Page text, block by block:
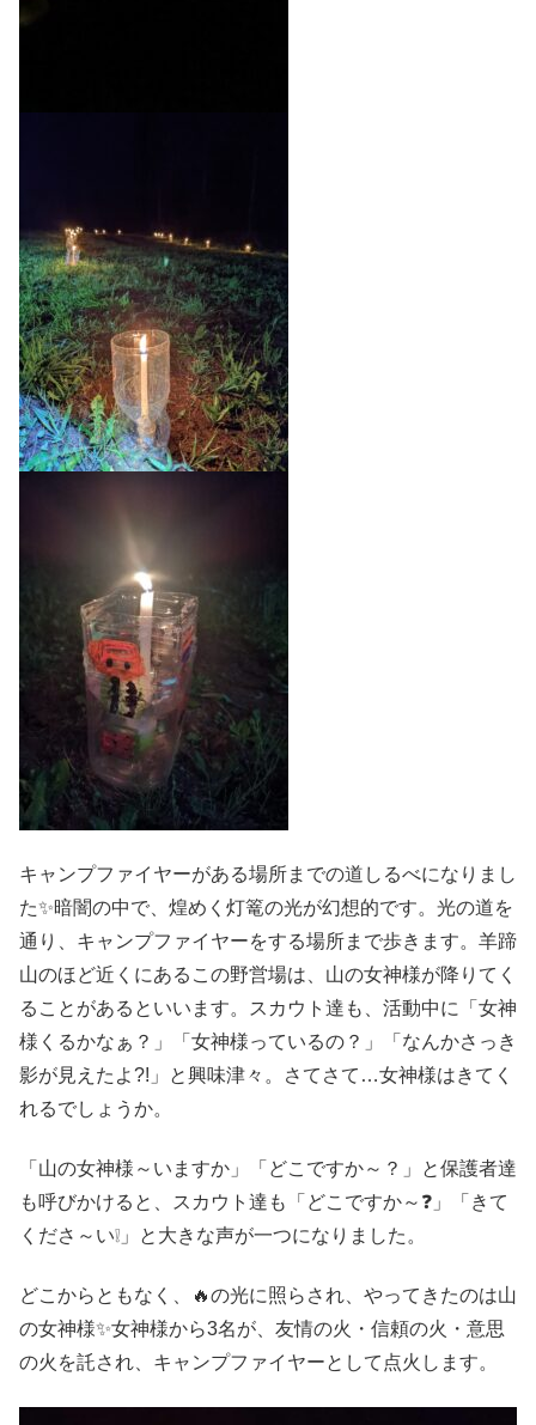
キャンプファイヤーがある場所までの道しるべになりまし
た✨暗闇の中で、煌めく灯篭の光が幻想的です。光の道を
通り、キャンプファイヤーをする場所まで歩きます。羊蹄
山のほど近くにあるこの野営場は、山の女神様が降りてく
ることがあるといいます。スカウト達も、活動中に「女神
様くるかなぁ？」「女神様っているの？」「なんかさっき
影が見えたよ?!」と興味津々。さてさて…女神様はきてく
れるでしょうか。
「山の女神様～いますか」「どこですか～？」と保護者達
も呼びかけると、スカウト達も「どこですか～❓」「きて
くださ～い❕」と大きな声が一つになりました。
どこからともなく、🔥の光に照らされ、やってきたのは山
の女神様✨女神様から3名が、友情の火・信頼の火・意思
の火を託され、キャンプファイヤーとして点火します。